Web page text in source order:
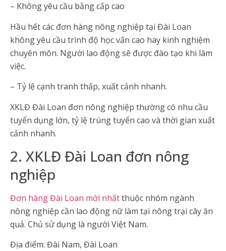
– Không yêu cầu bằng cấp cao
Hầu hết các đơn hàng nông nghiệp tại Đài Loan
không yêu cầu trình độ học vấn cao hay kinh nghiệm
chuyên môn. Người lao động sẽ được đào tạo khi làm
việc.
– Tỷ lệ cạnh tranh thấp, xuất cảnh nhanh.
XKLĐ Đài Loan đơn nông nghiệp thường có nhu cầu
tuyển dụng lớn, tỷ lệ trúng tuyển cao và thời gian xuất
cảnh nhanh.
2. XKLĐ Đài Loan đơn nông
nghiệp
Đơn hàng Đài Loan mới nhấtthuộc nhóm ngành
nông nghiệp cần lao động nữ làm tại nông trại cây ăn
quả. Chủ sử dụng là người Việt Nam.
Địa điểm: Đài Nam, Đài Loan